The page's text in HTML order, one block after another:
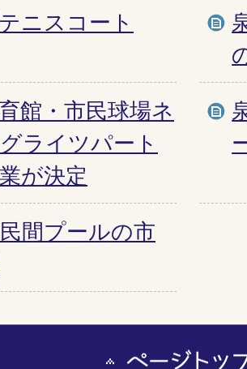
ニスコート
館・市民球場ネ
ライツパート
が決定
間プールの市